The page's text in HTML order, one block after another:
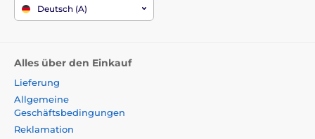
Deutsch (A)
Alles über den Einkauf
Lieferung
Allgemeine
Geschäftsbedingungen
Reklamation